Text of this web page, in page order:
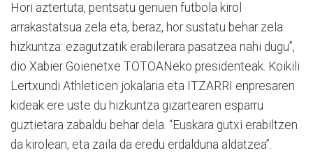
Hori aztertuta, pentsatu genuen futbola kirol
arrakastatsua zela eta, beraz, hor sustatu behar zela
hizkuntza: ezagutzatik erabilerara pasatzea nahi dugu”,
dio Xabier Goienetxe TOTOANeko presidenteak. Koikili
Lertxundi Athleticen jokalaria eta ITZARRI enpresaren
kideak ere uste du hizkuntza gizartearen esparru
guztietara zabaldu behar dela. “Euskara gutxi erabiltzen
da kirolean, eta zaila da eredu erdalduna aldatzea”.